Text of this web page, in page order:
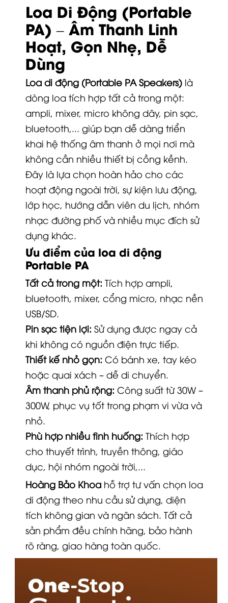
Loa Di Động (Portable
PA) – Âm Thanh Linh
Hoạt, Gọn Nhẹ, Dễ
Dùng
Loa di động (Portable PA Speakers)là
dòng loa tích hợp tất cả trong một:
ampli, mixer, micro không dây, pin sạc,
bluetooth,... giúp bạn dễ dàng triển
khai hệ thống âm thanh ở mọi nơi mà
không cần nhiều thiết bị cồng kềnh.
Đây là lựa chọn hoàn hảo cho các
hoạt động ngoài trời, sự kiện lưu động,
lớp học, hướng dẫn viên du lịch, nhóm
nhạc đường phố và nhiều mục đích sử
dụng khác.
Ưu điểm của loa di động
Portable PA
Tất cả trong một: Tích hợp ampli,
bluetooth, mixer, cổng micro, nhạc nền
USB/SD.
Pin sạc tiện lợi: Sử dụng được ngay cả
khi không có nguồn điện trực tiếp.
Thiết kế nhỏ gọn: Có bánh xe, tay kéo
hoặc quai xách – dễ di chuyển.
Âm thanh phủ rộng: Công suất từ 30W –
300W, phục vụ tốt trong phạm vi vừa và
nhỏ.
Phù hợp nhiều tình huống: Thích hợp
cho thuyết trình, truyền thông, giáo
dục, hội nhóm ngoài trời,...
Hoàng Bảo Khoahỗ trợ tư vấn chọn loa
di động theo nhu cầu sử dụng, diện
tích không gian và ngân sách. Tất cả
sản phẩm đều chính hãng, bảo hành
rõ ràng, giao hàng toàn quốc.